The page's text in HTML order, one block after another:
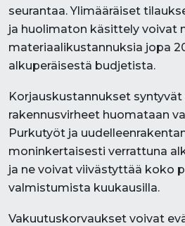
seurantaa. Ylimääräiset
ja huolimaton käsittely voivat
materiaalikustannuksia jopa
alkuperäisestä budjetista.
Korjauskustannukset
rakennusvirheet huomataan
Purkutyöt ja
moninkertaisesti verrattuna
ja ne voivat viivästyttää koko
valmistumista kuukausilla.
Vakuutuskorvaukset voivat